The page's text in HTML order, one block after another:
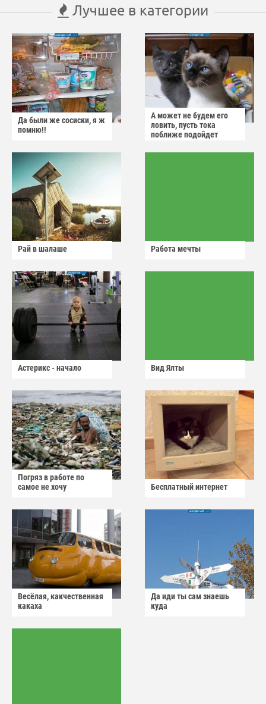
Лучшее в категории
Да были же сосиски, я ж
помню!!
А может не будем его
ловить, пусть тока
поближе подойдет
Рай в шалаше Работа мечты
Астерикс - начало Вид Ялты
Погряз в работе по
самое не хочу
Бесплатный интернет
Весёлая, какчественная
какаха
Да иди ты сам знаешь
куда